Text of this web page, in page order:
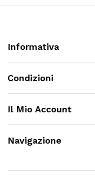
Informativa
Condizioni
Il Mio Account
Navigazione